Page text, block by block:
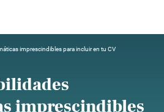
imprescindibles para incluir en tu CV
imprescindibles